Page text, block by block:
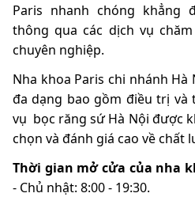
Paris nhanh chóng khẳng
thông qua các dịch vụ
chuyên nghiệp.
Nha khoa Paris chi nhánh Hà
đa dạng bao gồm điều trị và
vụ bọc răng sứ Hà Nội được
chọn và đánh giá cao về chất
Thời gian mở cửa của nha
- Chủ nhật: 8:00 - 19:30.